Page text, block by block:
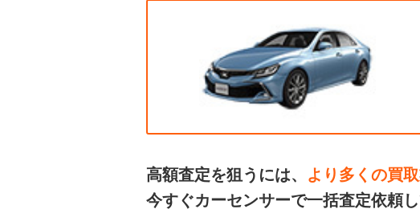
高額査定を狙うには、 より多くの買
今すぐカーセンサーで一括査定依頼